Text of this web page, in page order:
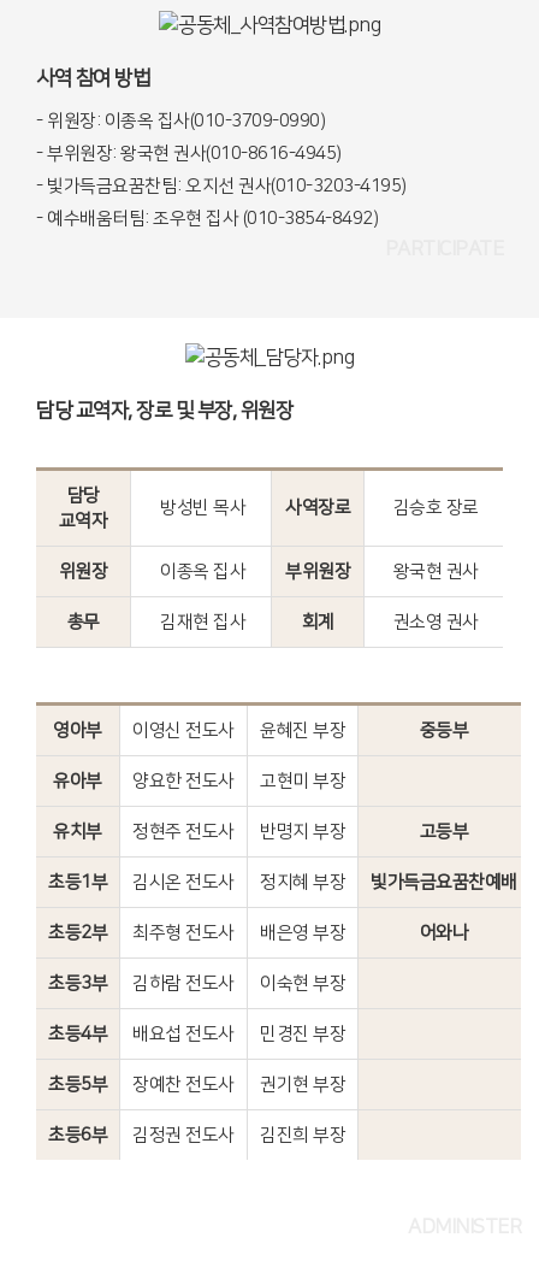
사역 참여 방법
- 위원장: 이종옥 집사(010-3709-0990)
- 부위원장: 왕국현 권사(010-8616-4945)
- 빛가득금요꿈찬팀: 오지선 권사(010-3203-4195)
- 예수배움터팀: 조우현 집사 (010-3854-8492)
담당 교역자, 장로 및 부장, 위원장
담당
교역자
방성빈 목사 사역장로 김승호 장로
위원장 이종옥 집사 부위원장 왕국현 권사
총무 김재현 집사 회계 권소영 권사
영아부 이영신 전도사 윤혜진 부장 중등부
유아부 양요한 전도사 고현미 부장
유치부 정현주 전도사 반명지 부장 고등부
초등1부 김시온 전도사 정지혜 부장 빛가득금요꿈찬예배
초등2부 최주형 전도사 배은영 부장 어와나
초등3부 김하람 전도사 이숙현 부장
초등4부 배요섭 전도사 민경진 부장
초등5부 장예찬 전도사 권기현 부장
초등6부 김정권 전도사 김진희 부장